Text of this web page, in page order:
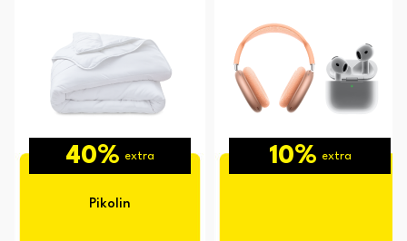
40% extra
Pikolin
10% extra